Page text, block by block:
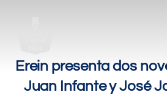
Erein presenta dos
Juan Infante y José